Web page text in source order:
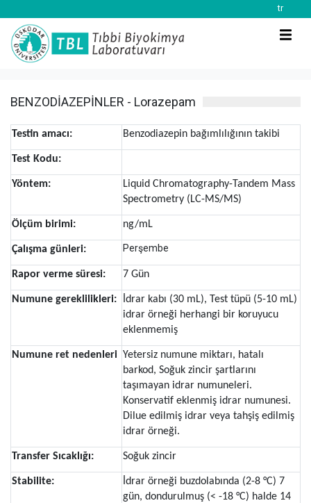
tr
BENZODİAZEPİNLER - Lorazepam
Testin amacı: Benzodiazepin bağımlılığının takibi
Test Kodu:
Yöntem:
Liquid Chromatography-Tandem Mass
Spectrometry (LC-MS/MS)
Ölçüm birimi: ng/mL
Çalışma günleri: Perşembe
Rapor verme süresi: 7 Gün
Numune gereklilikleri:
İdrar kabı (30 mL), Test tüpü (5-10 mL)
idrar örneği herhangi bir koruyucu
eklenmemiş
Numune ret nedenleri Yetersiz numune miktarı, hatalı
barkod, Soğuk zincir şartlarını
taşımayan idrar numuneleri.
Konservatif eklenmiş idrar numunesi.
Dilue edilmiş idrar veya tahşiş edilmiş
idrar örneği.
Transfer Sıcaklığı: Soğuk zincir
Stabilite:
İdrar örneği buzdolabında (2-8 °C) 7
gün, dondurulmuş (< -18 °C) halde 14